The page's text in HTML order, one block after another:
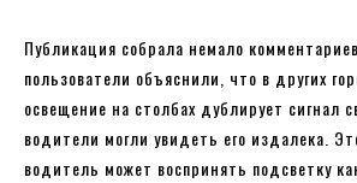
Публикация собрала немало
пользователи объяснили, что в других
освещение на столбах дублирует сигнал
водители могли увидеть его издалека.
водитель может воспринять подсветку